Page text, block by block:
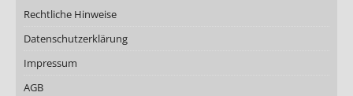
Rechtliche Hinweise
Datenschutzerklärung
Impressum
AGB